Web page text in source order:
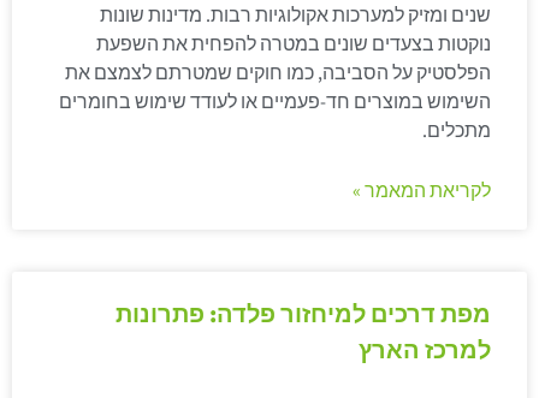
שנים ומזיק למערכות אקולוגיות רבות. מדינות שונות
נוקטות בצעדים שונים במטרה להפחית את השפעת
הפלסטיק על הסביבה, כמו חוקים שמטרתם לצמצם את
השימוש במוצרים חד-פעמיים או לעודד שימוש בחומרים
מתכלים.
לקריאת המאמר »
מפת דרכים למיחזור פלדה: פתרונות
למרכז הארץ